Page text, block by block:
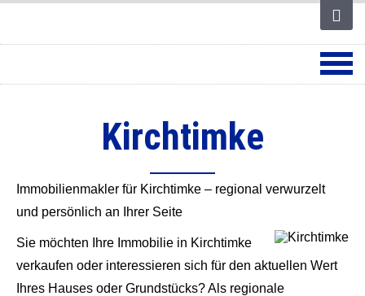
Kirchtimke
Immobilienmakler für Kirchtimke – regional verwurzelt
und persönlich an Ihrer Seite
Sie möchten Ihre Immobilie in Kirchtimke
verkaufen oder interessieren sich für den aktuellen Wert
Ihres Hauses oder Grundstücks? Als regionale